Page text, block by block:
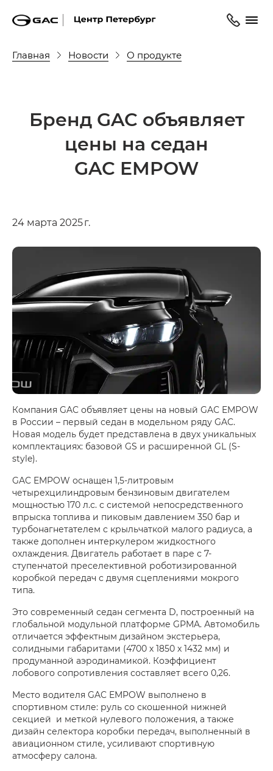
Главная Новости О продукте
Бренд GAC объявляет
цены на седан
GAC EMPOW
24 марта 2025 г.
Компания GAC объявляет цены на новый GAC EMPOW
в России – первый седан в модельном ряду GAC.
Новая модель будет представлена в двух уникальных
комплектациях: базовой GS и расширенной GL (S-
style).
GAC EMPOW оснащен 1,5-литровым
четырехцилиндровым бензиновым двигателем
мощностью 170 л.с. с системой непосредственного
впрыска топлива и пиковым давлением 350 бар и
турбонагнетателем с крыльчаткой малого радиуса, а
также дополнен интеркулером жидкостного
охлаждения. Двигатель работает в паре с 7-
ступенчатой преселективной роботизированной
коробкой передач с двумя сцеплениями мокрого
типа.
Это современный седан сегмента D, построенный на
глобальной модульной платформе GPMA. Автомобиль
отличается эффектным дизайном экстерьера,
солидными габаритами (4700 х 1850 x 1432 мм) и
продуманной аэродинамикой. Коэффициент
лобового сопротивления составляет всего 0,26.
Место водителя GAC EMPOW выполнено в
спортивном стиле: руль со скошенной нижней
секцией и меткой нулевого положения, а также
дизайн селектора коробки передач, выполненный в
авиационном стиле, усиливают спортивную
атмосферу салона.